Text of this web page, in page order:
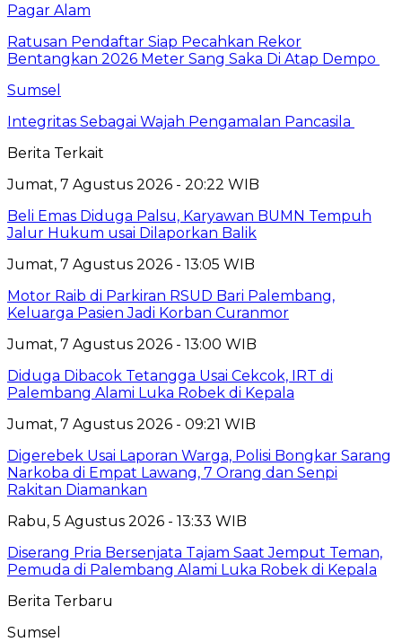
Pagar Alam
Ratusan Pendaftar Siap Pecahkan Rekor
Bentangkan 2026 Meter Sang Saka Di Atap Dempo
Sumsel
Integritas Sebagai Wajah Pengamalan Pancasila
Berita Terkait
Jumat, 7 Agustus 2026 - 20:22 WIB
Beli Emas Diduga Palsu, Karyawan BUMN Tempuh
Jalur Hukum usai Dilaporkan Balik
Jumat, 7 Agustus 2026 - 13:05 WIB
Motor Raib di Parkiran RSUD Bari Palembang,
Keluarga Pasien Jadi Korban Curanmor
Jumat, 7 Agustus 2026 - 13:00 WIB
Diduga Dibacok Tetangga Usai Cekcok, IRT di
Palembang Alami Luka Robek di Kepala
Jumat, 7 Agustus 2026 - 09:21 WIB
Digerebek Usai Laporan Warga, Polisi Bongkar Sarang
Narkoba di Empat Lawang, 7 Orang dan Senpi
Rakitan Diamankan
Rabu, 5 Agustus 2026 - 13:33 WIB
Diserang Pria Bersenjata Tajam Saat Jemput Teman,
Pemuda di Palembang Alami Luka Robek di Kepala
Berita Terbaru
Sumsel